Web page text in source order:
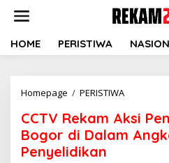
HOME PERISTIWA
Homepage / PERISTIWACCTV
Aksi
Pelajar
CCTV Rekam Aksi
Bogor di Dalam
Penyelidikan